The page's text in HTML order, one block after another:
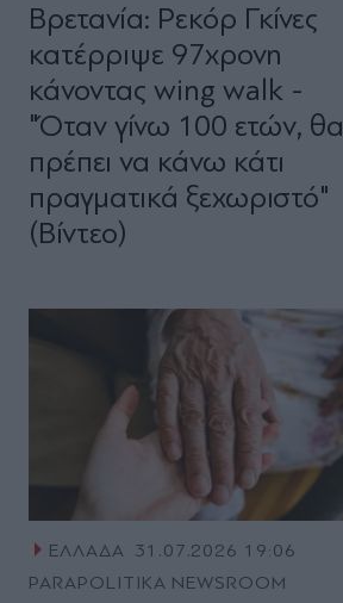
Βρετανία: Ρεκόρ Γκίνες
κατέρριψε 97χρονη
κάνοντας wing walk -
"Όταν γίνω 100 ετών, θα
πρέπει να κάνω κάτι
πραγματικά ξεχωριστό"
(Βίντεο)
ΕΛΛΑΔΑ 31.07.2026 19:06
PARAPOLITIKA NEWSROOM